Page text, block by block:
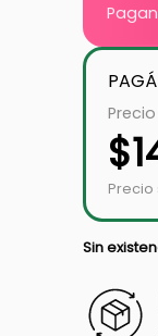
$
Precio
Sin